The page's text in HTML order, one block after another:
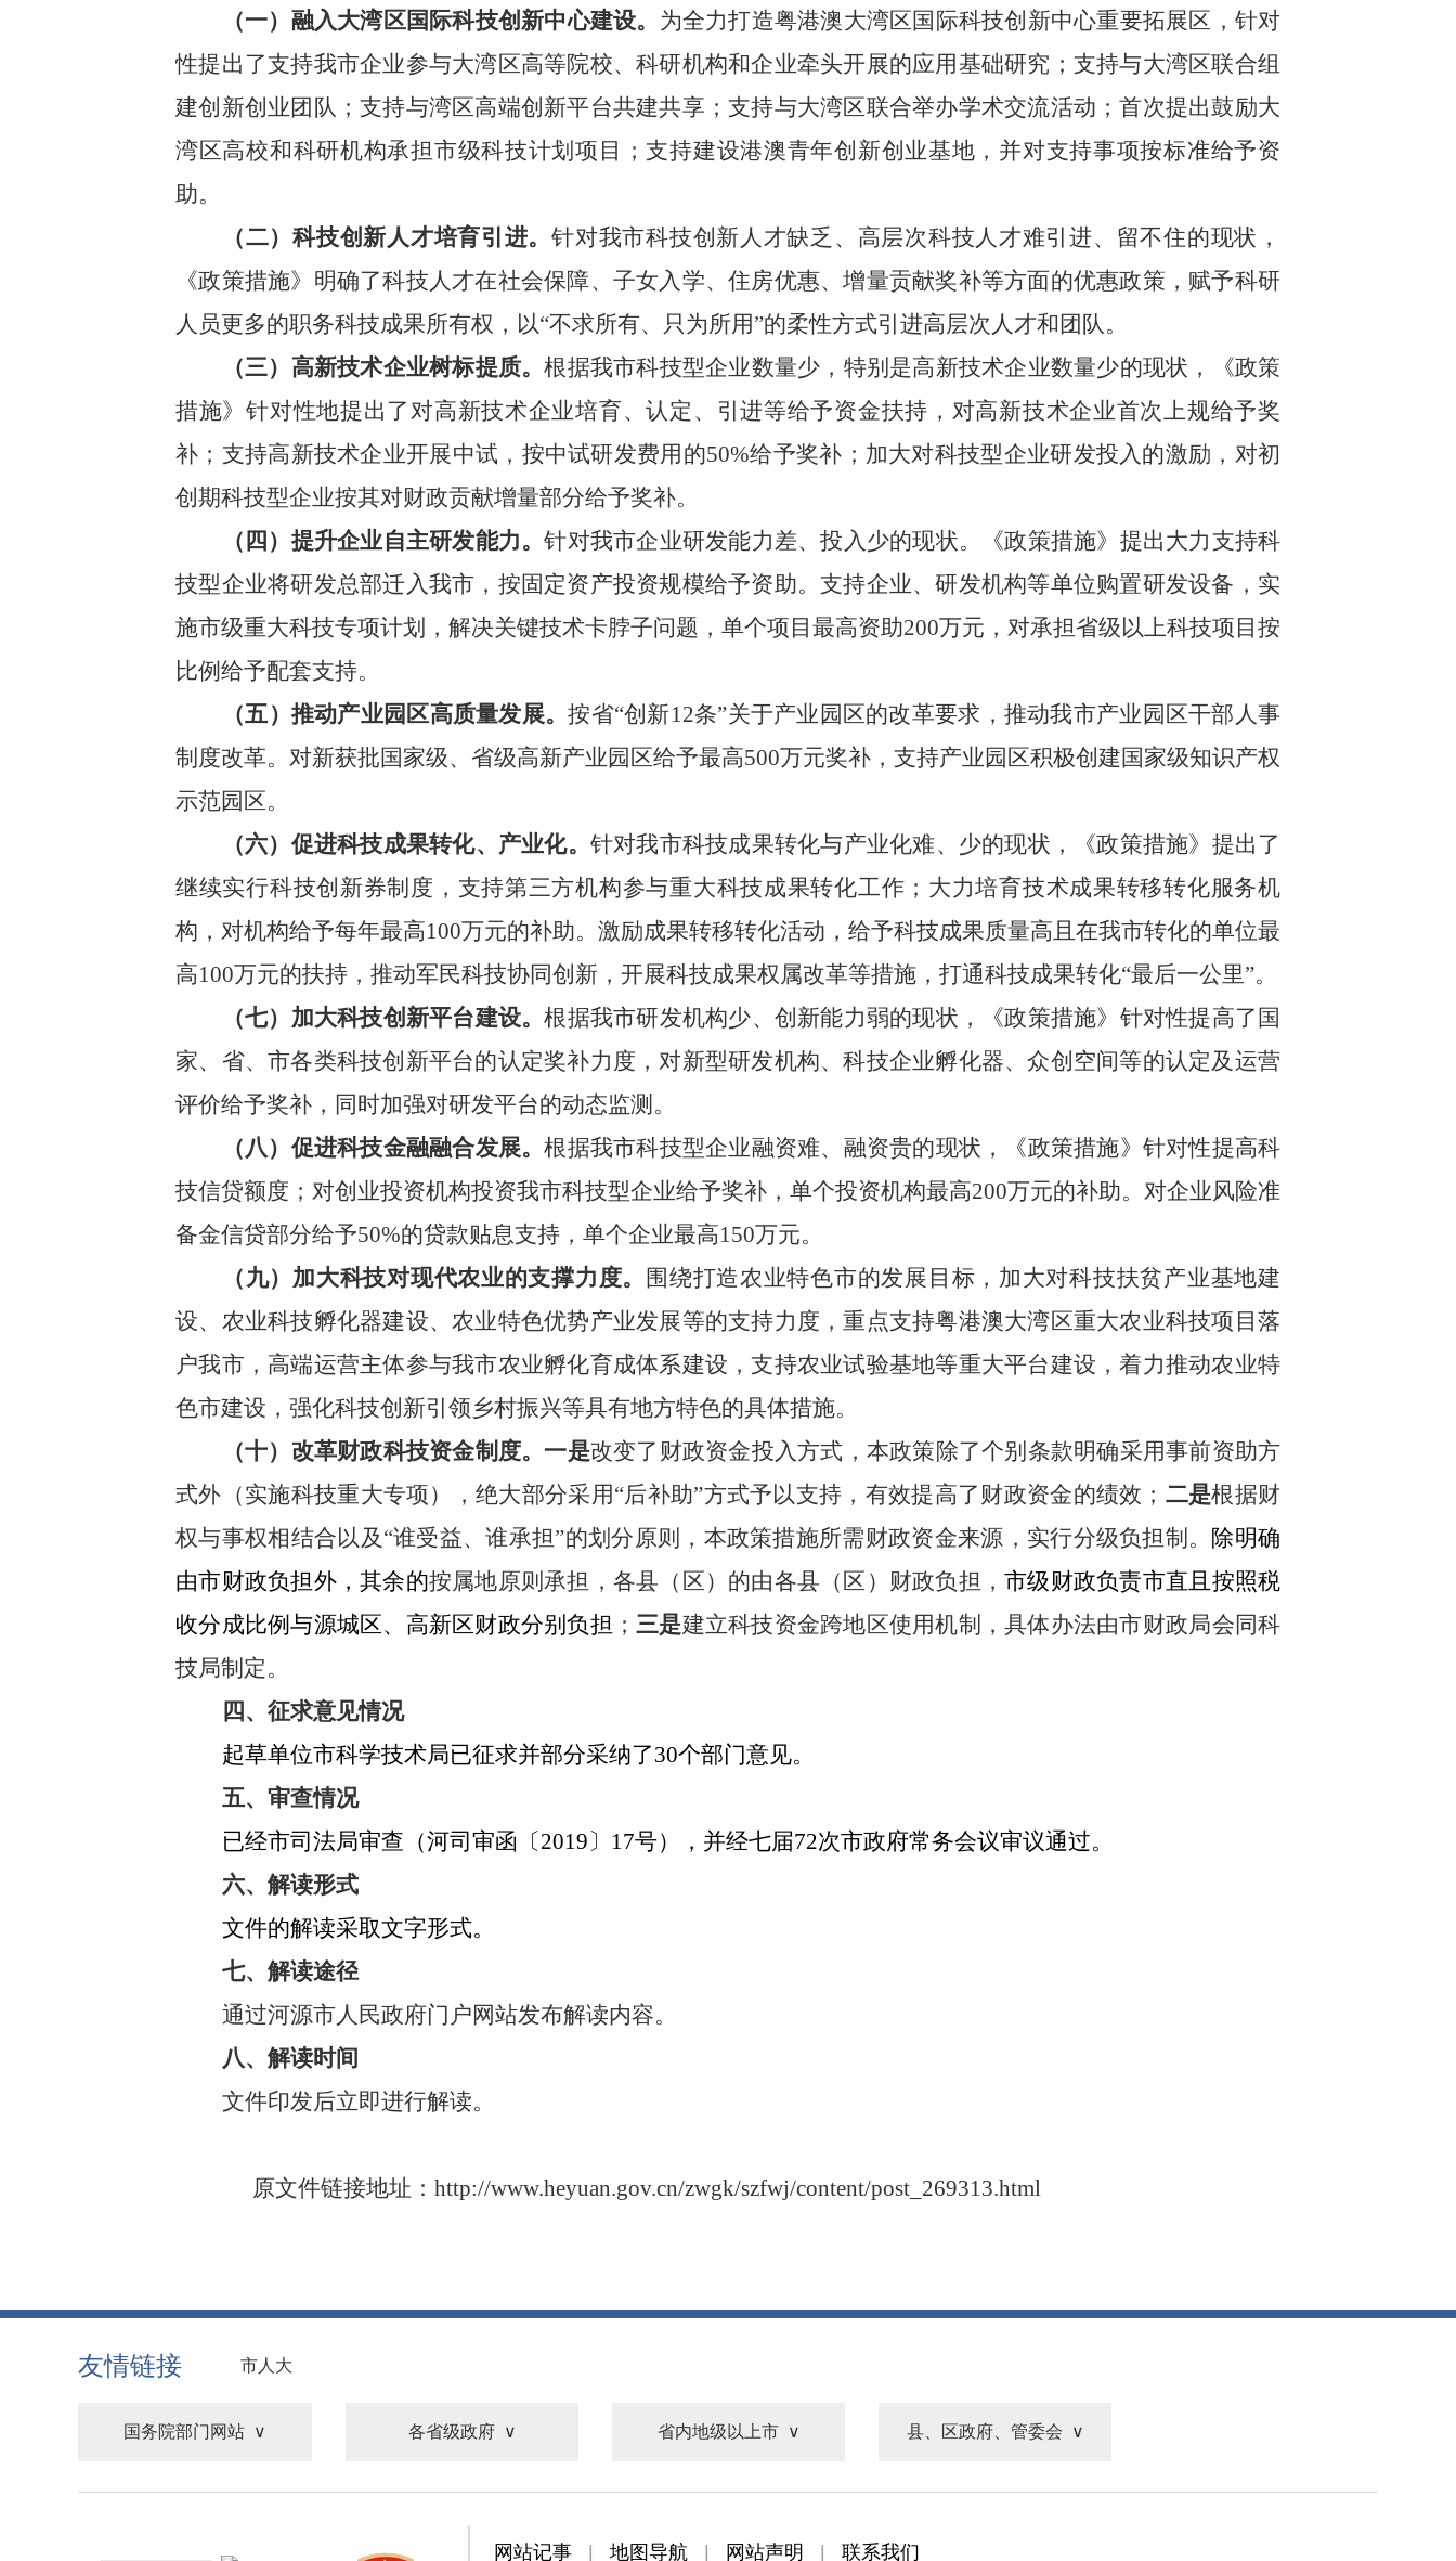
（一）融入大湾区国际科技创新中心建设。 为全力打造粤港澳大湾区国际科技创新中心重要拓展区，针对
性提出了支持我市企业参与大湾区高等院校、科研机构和企业牵头开展的应用基础研究；支持与大湾区联合组
建创新创业团队；支持与湾区高端创新平台共建共享；支持与大湾区联合举办学术交流活动；首次提出鼓励大
湾区高校和科研机构承担市级科技计划项目；支持建设港澳青年创新创业基地，并对支持事项按标准给予资
助。
（二）科技创新人才培育引进。针对我市科技创新人才缺乏、高层次科技人才难引进、留不住的现状，
《政策措施》明确了科技人才在社会保障、子女入学、住房优惠、增量贡献奖补等方面的优惠政策，赋予科研
人员更多的职务科技成果所有权，以“不求所有、只为所用”的柔性方式引进高层次人才和团队。
（三）高新技术企业树标提质。根据我市科技型企业数量少，特别是高新技术企业数量少的现状，《政策
措施》针对性地提出了对高新技术企业培育、认定、引进等给予资金扶持，对高新技术企业首次上规给予奖
补；支持高新技术企业开展中试，按中试研发费用的50%给予奖补；加大对科技型企业研发投入的激励，对初
创期科技型企业按其对财政贡献增量部分给予奖补。
（四）提升企业自主研发能力。针对我市企业研发能力差、投入少的现状。《政策措施》提出大力支持科
技型企业将研发总部迁入我市，按固定资产投资规模给予资助。支持企业、研发机构等单位购置研发设备，实
施市级重大科技专项计划，解决关键技术卡脖子问题，单个项目最高资助200万元，对承担省级以上科技项目按
比例给予配套支持。
（五）推动产业园区高质量发展。按省“创新12条”关于产业园区的改革要求，推动我市产业园区干部人事
制度改革。对新获批国家级、省级高新产业园区给予最高500万元奖补，支持产业园区积极创建国家级知识产权
示范园区。
（六）促进科技成果转化、产业化。 针对我市科技成果转化与产业化难、少的现状，《政策措施》提出了
继续实行科技创新券制度，支持第三方机构参与重大科技成果转化工作；大力培育技术成果转移转化服务机
构，对机构给予每年最高100万元的补助。激励成果转移转化活动，给予科技成果质量高且在我市转化的单位最
高100万元的扶持，推动军民科技协同创新，开展科技成果权属改革等措施，打通科技成果转化“最后一公里”。
（七）加大科技创新平台建设。根据我市研发机构少、创新能力弱的现状，《政策措施》针对性提高了国
家、省、市各类科技创新平台的认定奖补力度，对新型研发机构、科技企业孵化器、众创空间等的认定及运营
评价给予奖补，同时加强对研发平台的动态监测。
（八）促进科技金融融合发展。根据我市科技型企业融资难、融资贵的现状，《政策措施》针对性提高科
技信贷额度；对创业投资机构投资我市科技型企业给予奖补，单个投资机构最高200万元的补助。对企业风险准
备金信贷部分给予50%的贷款贴息支持，单个企业最高150万元。
（九）加大科技对现代农业的支撑力度。
围绕打造农业特色市的发展目标，加大对科技扶贫产业基地建
设、农业科技孵化器建设、农业特色优势产业发展等的支持力度，重点支持粤港澳大湾区重大农业科技项目落
户我市，高端运营主体参与我市农业孵化育成体系建设，支持农业试验基地等重大平台建设，着力推动农业特
色市建设，强化科技创新引领乡村振兴等具有地方特色的具体措施。
（十）改革财政科技资金制度。一是改变了财政资金投入方式，本政策除了个别条款明确采用事前资助方
式外（实施科技重大专项），绝大部分采用“后补助”方式予以支持，有效提高了财政资金的绩效； 二是根据财
权与事权相结合以及“谁受益、谁承担”的划分原则，本政策措施所需财政资金来源，实行分级负担制。 除明确
由市财政负担外，其余的按属地原则承担，各县（区）的由各县（区）财政负担，市级财政负责市直且按照税
收分成比例与源城区、高新区财政分别负担 ； 三是建立科技资金跨地区使用机制，具体办法由市财政局会同科
技局制定。
四、征求意见情况
起草单位市科学技术局已征求并部分采纳了30个部门意见。
五、审查情况
已经市司法局审查（河司审函〔2019〕17号），并经七届72次市政府常务会议审议通过。
六、解读形式
文件的解读采取文字形式。
七、 解读途径
通过河源市人民政府门户网站发布解读内容。
八、 解读时间
文件印发后立即进行解读。
原文件链接地址： http://www.heyuan.gov.cn/zwgk/szfwj/content/post_269313.html
友情链接 市人大
国务院部门网站 各省级政府 省内地级以上市 县、区政府、管委会
网站记事 地图导航 网站声明 联系我们